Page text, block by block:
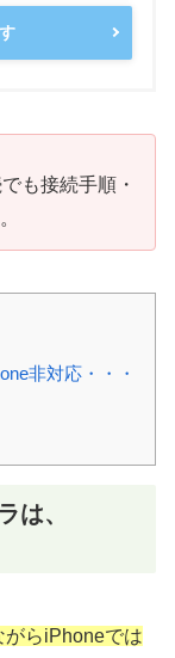
も接続手順・
非対応・・・
は、
がらiPhoneでは